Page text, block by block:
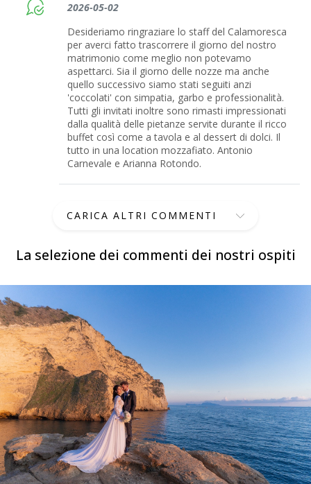
La selezione dei commenti dei nostri ospiti
2026-05-02
Desideriamo ringraziare lo staff del Calamoresca
per averci fatto trascorrere il giorno del nostro
matrimonio come meglio non potevamo
aspettarci. Sia il giorno delle nozze ma anche
quello successivo siamo stati seguiti anzi
'coccolati' con simpatia, garbo e professionalità.
Tutti gli invitati inoltre sono rimasti impressionati
dalla qualità delle pietanze servite durante il ricco
buffet così come a tavola e al dessert di dolci. Il
tutto in una location mozzafiato. Antonio
Carnevale e Arianna Rotondo.
CARICA ALTRI COMMENTI